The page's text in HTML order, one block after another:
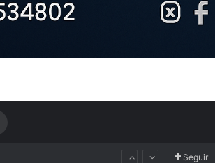
Seguir